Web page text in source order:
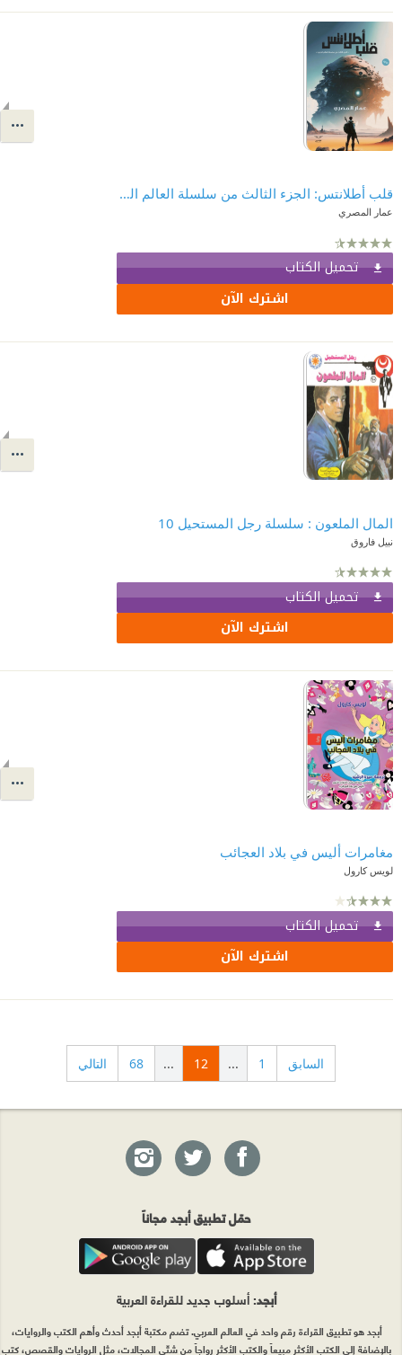
قلب أطلانتس: الجزء الثالث من سلسلة العالم الجديد
عمار المصري
تحميل الكتاب
اشترك الآن
المال الملعون : سلسلة رجل المستحيل 10
نبيل فاروق
تحميل الكتاب
اشترك الآن
مغامرات أليس في بلاد العجائب
لويس كارول
تحميل الكتاب
اشترك الآن
السابق 1
...
12
...
68 التالي
حمّل تطبيق أبجد مجاناً
أبجد: أسلوب جديد للقراءة العربية
أبجد هو تطبيق القراءة رقم واحد في العالم العربي. تضم مكتبة أبجد أحدث وأهم الكتب والروايات،
بالإضافة إلى الكتب الأكثر مبيعاً والكتب الأكثر رواجاً من شتّى المجالات، مثل الروايات والقصص، كتب